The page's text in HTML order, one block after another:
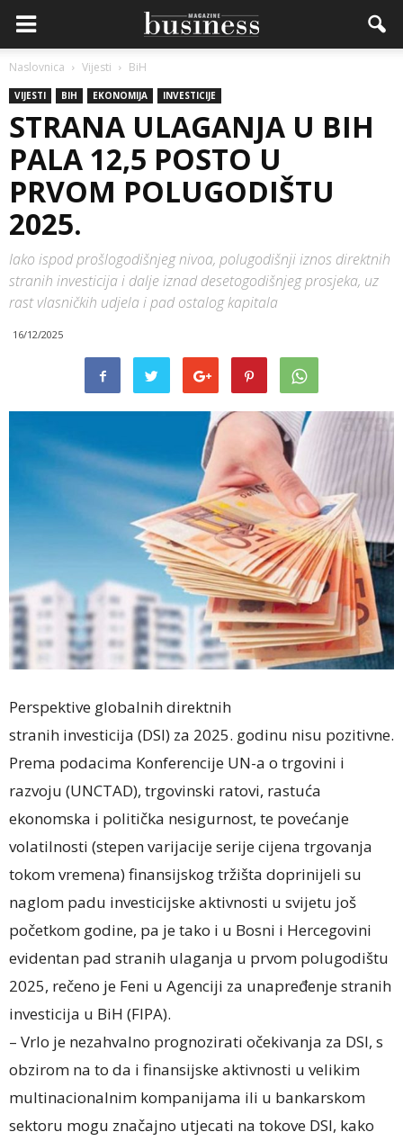
Naslovnica Vijesti BiH
VIJESTI BIH EKONOMIJA INVESTICIJE
STRANA ULAGANJA U BIH
PALA 12,5 POSTO U
PRVOM POLUGODIŠTU
2025.
Iako ispod prošlogodišnjeg nivoa, polugodišnji iznos direktnih
stranih investicija i dalje iznad desetogodišnjeg prosjeka, uz
rast vlasničkih udjela i pad ostalog kapitala
16/12/2025
Perspektive globalnih direktnih
stranih investicija (DSI) za 2025. godinu nisu pozitivne.
Prema podacima Konferencije UN-a o trgovini i
razvoju (UNCTAD), trgovinski ratovi, rastuća
ekonomska i politička nesigurnost, te povećanje
volatilnosti (stepen varijacije serije cijena trgovanja
tokom vremena) finansijskog tržišta doprinijeli su
naglom padu investicijske aktivnosti u svijetu još
početkom godine, pa je tako i u Bosni i Hercegovini
evidentan pad stranih ulaganja u prvom polugodištu
2025, rečeno je Feni u Agenciji za unapređenje stranih
investicija u BiH (FIPA).
– Vrlo je nezahvalno prognozirati očekivanja za DSI, s
obzirom na to da i finansijske aktivnosti u velikim
multinacionalnim kompanijama ili u bankarskom
sektoru mogu značajno utjecati na tokove DSI, kako